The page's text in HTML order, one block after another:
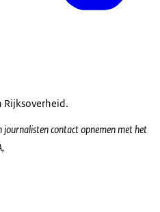
Rijksoverheid.
contact opnemen met het